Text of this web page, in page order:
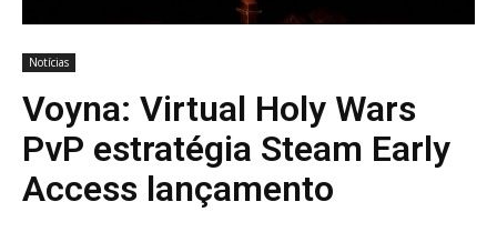
Notícias
Voyna: Virtual Holy Wars
PvP estratégia Steam Early
Access lançamento